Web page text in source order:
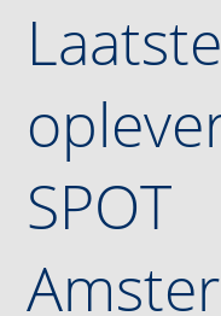
Laatste
SPOT